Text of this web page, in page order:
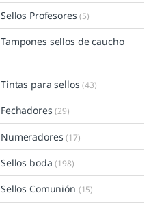
Sellos Profesores(5)
Tampones sellos de caucho
Tintas para sellos(43)
Fechadores(29)
Numeradores(17)
Sellos boda(198)
Sellos Comunión (15)